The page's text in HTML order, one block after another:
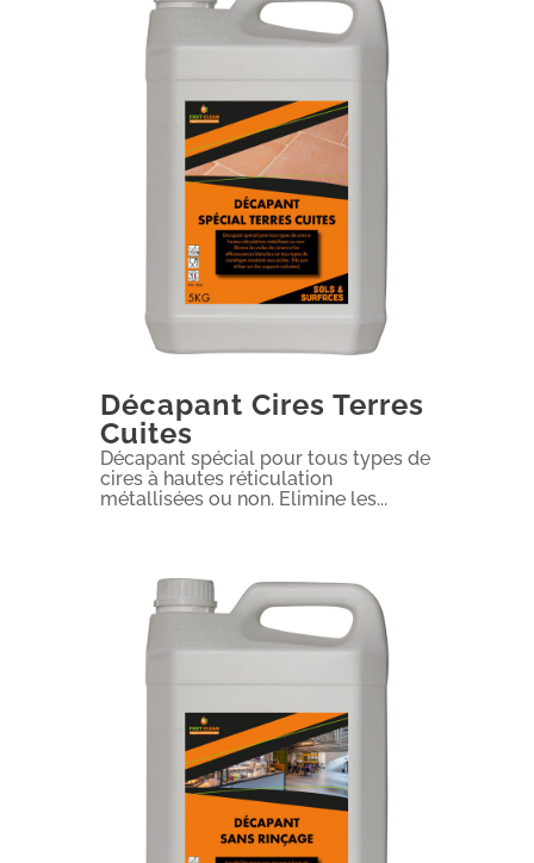
Décapant Cires Terres
Cuites
Décapant spécial pour tous types de
cires à hautes réticulation
métallisées ou non. Elimine les...